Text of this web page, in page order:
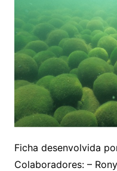
Ficha desenvolvida
Colaboradores: –